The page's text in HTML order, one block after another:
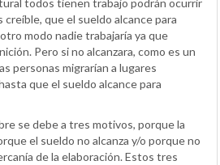
todos tienen trabajo podrán ocurrir
creíble, que el sueldo alcance para
modo nadie trabajaría ya que
Pero si no alcanzara, como es un
personas migrarían a lugares
que el sueldo alcance para
se debe a tres motivos, porque la
el sueldo no alcanza y/o porque no
de la elaboración. Estos tres